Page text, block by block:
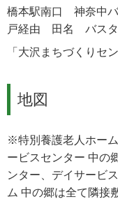
橋本駅南口 神奈
戸経由 田名 バスタ
「大沢まちづくり
地図
※特別養護老人ホー
ービスセンター 中の
ンター、デイサービ
ム 中の郷は全て隣接